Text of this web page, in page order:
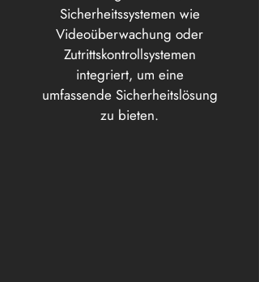
Sicherheitssystemen wie
Videoüberwachung oder
Zutrittskontrollsystemen
integriert, um eine
umfassende Sicherheitslösung
zu bieten.